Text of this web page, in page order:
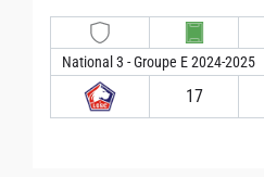
National 3 - Groupe E 2024-2025
17